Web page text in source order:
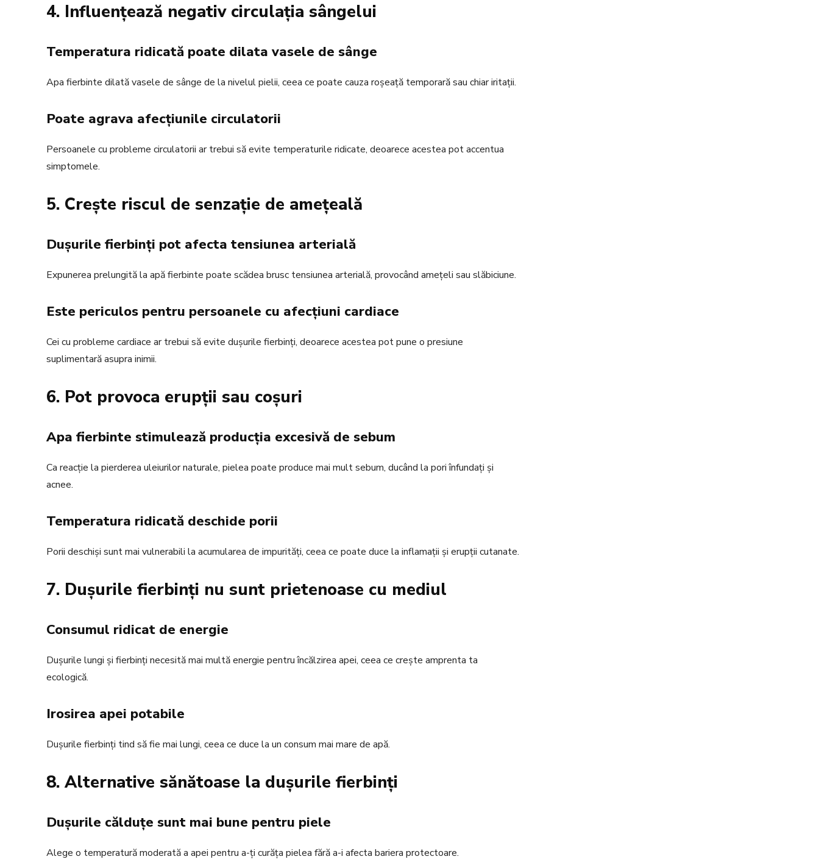
4. Influențează negativ circulația sângelui
Temperatura ridicată poate dilata vasele de sânge
Apa fierbinte dilată vasele de sânge de la nivelul pielii, ceea ce poate cauza roșeață temporară sau chiar iritații.
Poate agrava afecțiunile circulatorii
Persoanele cu probleme circulatorii ar trebui să evite temperaturile ridicate, deoarece acestea pot accentua
simptomele.
5. Crește riscul de senzație de amețeală
Dușurile fierbinți pot afecta tensiunea arterială
Expunerea prelungită la apă fierbinte poate scădea brusc tensiunea arterială, provocând amețeli sau slăbiciune.
Este periculos pentru persoanele cu afecțiuni cardiace
Cei cu probleme cardiace ar trebui să evite dușurile fierbinți, deoarece acestea pot pune o presiune
suplimentară asupra inimii.
6. Pot provoca erupții sau coșuri
Apa fierbinte stimulează producția excesivă de sebum
Ca reacție la pierderea uleiurilor naturale, pielea poate produce mai mult sebum, ducând la pori înfundați și
acnee.
Temperatura ridicată deschide porii
Porii deschiși sunt mai vulnerabili la acumularea de impurități, ceea ce poate duce la inflamații și erupții cutanate.
7. Dușurile fierbinți nu sunt prietenoase cu mediul
Consumul ridicat de energie
Dușurile lungi și fierbinți necesită mai multă energie pentru încălzirea apei, ceea ce crește amprenta ta
ecologică.
Irosirea apei potabile
Dușurile fierbinți tind să fie mai lungi, ceea ce duce la un consum mai mare de apă.
8. Alternative sănătoase la dușurile fierbinți
Dușurile călduțe sunt mai bune pentru piele
Alege o temperatură moderată a apei pentru a-ți curăța pielea fără a-i afecta bariera protectoare.